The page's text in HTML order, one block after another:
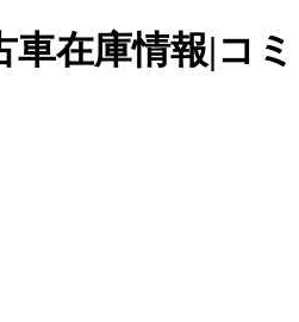
車在庫情報|コ